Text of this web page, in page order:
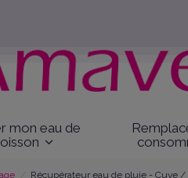
mon eau de
Récupérateur eau de pluie - Cuve